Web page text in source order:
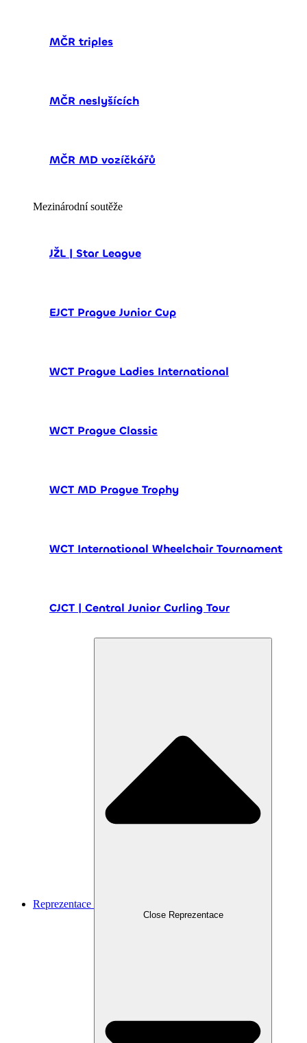
MČR triples
MČR neslyšících
MČR MD vozíčkářů
Mezinárodní soutěže
JŽL | Star League
EJCT Prague Junior Cup
WCT Prague Ladies International
WCT Prague Classic
WCT MD Prague Trophy
WCT International Wheelchair Tournament
CJCT | Central Junior Curling Tour
Reprezentace
Close Reprezentace